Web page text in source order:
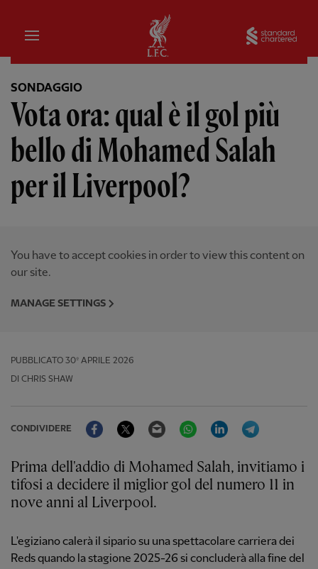
Iniziale
SONDAGGIO
Vota ora: qual è il gol più
bello di Mohamed Salah
per il Liverpool?
You have to accept cookies in order to view this content on
our site.
MANAGE SETTINGS
PUBBLICATO 30º APRILE 2026
DI CHRIS SHAW
CONDIVIDERE
FacebookTwitter Email WhatsAppLinkedIn
Prima dell'addio di Mohamed Salah, invitiamo i
tifosi a decidere il miglior gol del numero 11 in
nove anni al Liverpool.
L'egiziano calerà il sipario su una spettacolare carriera dei
Reds quando la stagione 2025-26 si concluderà alla fine del